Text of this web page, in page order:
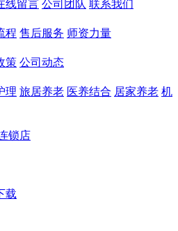
线留言 公司团队 联系我们
程 售后服务 师资力量
策 公司动态
理 旅居养老 医养结合 居家养老 机
锁店
载